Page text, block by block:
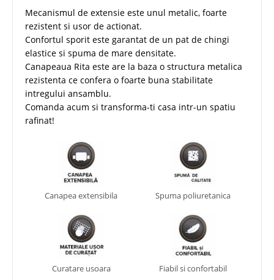
Mecanismul de extensie este unul metalic, foarte
rezistent si usor de actionat.
Confortul sporit este garantat de un pat de chingi
elastice si spuma de mare densitate.
Canapeaua Rita este are la baza o structura metalica
rezistenta ce confera o foarte buna stabilitate
intregului ansamblu.
​Comanda acum si transforma-ti casa intr-un spatiu
rafinat!
Canapea extensibila Spuma poliuretanica
Curatare usoara Fiabil si confortabil